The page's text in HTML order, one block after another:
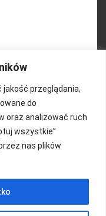
jakość przeglądania,
do
oraz analizować ruch
wszystkie”
nas plików